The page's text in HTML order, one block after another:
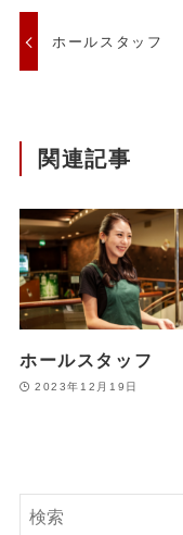
ホールスタッフ
関連記事
ホールスタッフ
2023年12月19日